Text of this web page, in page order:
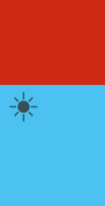
☀️